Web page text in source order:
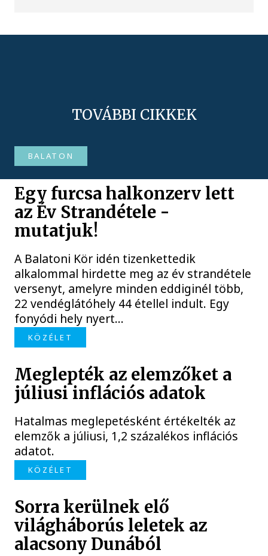
TOVÁBBI CIKKEK
BALATON
Egy furcsa halkonzerv lett
az Év Strandétele -
mutatjuk!
A Balatoni Kör idén tizenkettedik
alkalommal hirdette meg az év strandétele
versenyt, amelyre minden eddiginél több,
22 vendéglátóhely 44 étellel indult. Egy
fonyódi hely nyert...
KÖZÉLET
Meglepték az elemzőket a
júliusi inflációs adatok
Hatalmas meglepetésként értékelték az
elemzők a júliusi, 1,2 százalékos inflációs
adatot.
KÖZÉLET
Sorra kerülnek elő
világháborús leletek az
alacsony Dunából